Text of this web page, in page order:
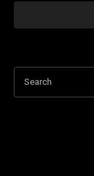
Search